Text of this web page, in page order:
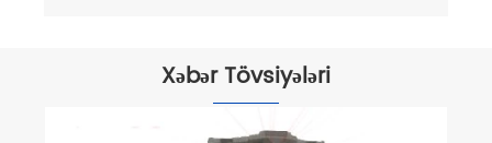
Xəbər Tövsiyələri